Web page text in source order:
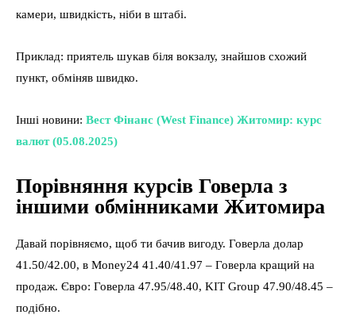
камери, швидкість, ніби в штабі.
Приклад: приятель шукав біля вокзалу, знайшов схожий
пункт, обміняв швидко.
Інші новини: Вест Фінанс (West Finance) Житомир: курс
валют (05.08.2025)
Порівняння курсів Говерла з
іншими обмінниками Житомира
Давай порівняємо, щоб ти бачив вигоду. Говерла долар
41.50/42.00, в Money24 41.40/41.97 – Говерла кращий на
продаж. Євро: Говерла 47.95/48.40, KIT Group 47.90/48.45 –
подібно.